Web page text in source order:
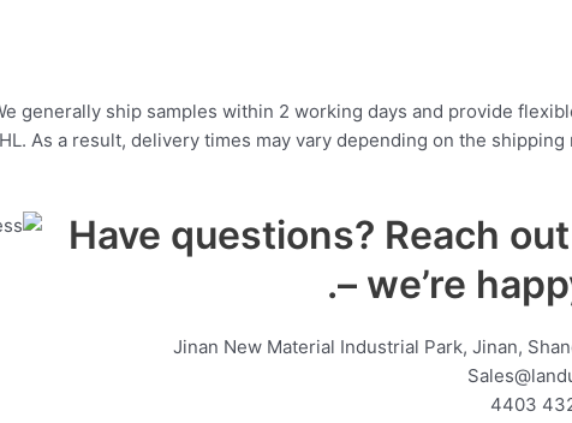
generally ship samples within 2 working days and provide
As a result, delivery times may vary depending on the shipping
Have questions? Reach
– we’re
Jinan New Material Industrial Park, Jinan,